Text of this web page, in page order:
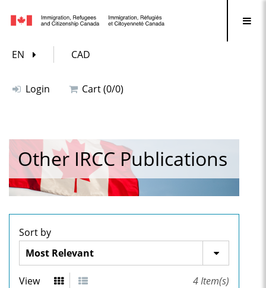
EN CAD
Login Cart (0/0)
Other IRCC Publications
Sort by
View 4Item(s)